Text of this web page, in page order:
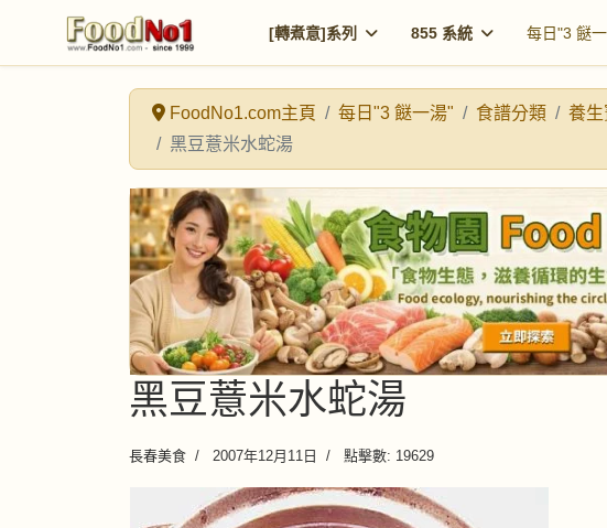
[轉煮意]系列 855 系統 每日"3 餸
FoodNo1.com主頁 每日"3 餸一湯" 食譜分類 養
黑豆薏米水蛇湯
黑豆薏米水蛇湯
長春美食 2007年12月11日 點擊數: 19629